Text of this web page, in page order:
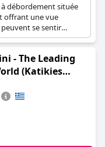
débordement située
offrant une vue
peuvent se sentir
qui les entoure et
- The Leading
(Katikies
House - The
The World)